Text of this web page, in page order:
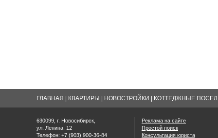
ГЛАВНАЯ КВАРТИРЫ НОВОСТРОЙКИ КОТТЕДЖНЫЕ
630099, г. Новосибирск,
ул. Ленина, 12
Телефон: +7 (903) 900-36-84
Реклама на сайте
Простой поиск
Консультация юриста